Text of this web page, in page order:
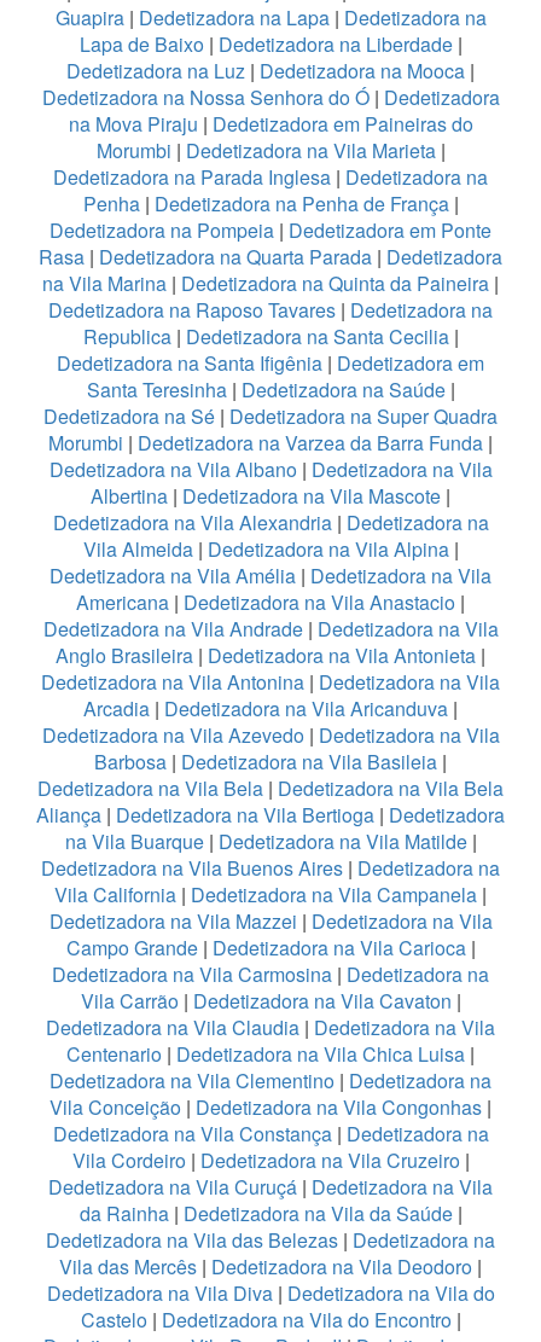
Guapira| Dedetizadora na Lapa| Dedetizadora na
Lapa de Baixo | Dedetizadora na Liberdade |
Dedetizadora na Luz | Dedetizadora na Mooca |
Dedetizadora na Nossa Senhora do Ó| Dedetizadora
na Mova Piraju | Dedetizadora em Paineiras do
Morumbi | Dedetizadora na Vila Marieta|
Dedetizadora na Parada Inglesa | Dedetizadora na
Penha| Dedetizadora na Penha de França |
Dedetizadora na Pompeia | Dedetizadora em Ponte
Rasa | Dedetizadora na Quarta Parada | Dedetizadora
na Vila Marina | Dedetizadora na Quinta da Paineira |
Dedetizadora na Raposo Tavares | Dedetizadora na
Republica| Dedetizadora na Santa Cecilia|
Dedetizadora na Santa Ifigênia | Dedetizadora em
Santa Teresinha| Dedetizadora na Saúde|
Dedetizadora na Sé | Dedetizadora na Super Quadra
Morumbi | Dedetizadora na Varzea da Barra Funda |
Dedetizadora na Vila Albano| Dedetizadora na Vila
Albertina | Dedetizadora na Vila Mascote |
Dedetizadora na Vila Alexandria| Dedetizadora na
Vila Almeida | Dedetizadora na Vila Alpina |
Dedetizadora na Vila Amélia | Dedetizadora na Vila
Americana | Dedetizadora na Vila Anastacio |
Dedetizadora na Vila Andrade| Dedetizadora na Vila
Anglo Brasileira | Dedetizadora na Vila Antonieta |
Dedetizadora na Vila Antonina | Dedetizadora na Vila
Arcadia | Dedetizadora na Vila Aricanduva |
Dedetizadora na Vila Azevedo| Dedetizadora na Vila
Barbosa | Dedetizadora na Vila Basileia |
Dedetizadora na Vila Bela | Dedetizadora na Vila Bela
Aliança | Dedetizadora na Vila Bertioga | Dedetizadora
na Vila Buarque| Dedetizadora na Vila Matilde|
Dedetizadora na Vila Buenos Aires | Dedetizadora na
Vila California | Dedetizadora na Vila Campanela |
Dedetizadora na Vila Mazzei | Dedetizadora na Vila
Campo Grande| Dedetizadora na Vila Carioca|
Dedetizadora na Vila Carmosina | Dedetizadora na
Vila Carrão| Dedetizadora na Vila Cavaton |
Dedetizadora na Vila Claudia | Dedetizadora na Vila
Centenario | Dedetizadora na Vila Chica Luisa |
Dedetizadora na Vila Clementino | Dedetizadora na
Vila Conceição | Dedetizadora na Vila Congonhas |
Dedetizadora na Vila Constança| Dedetizadora na
Vila Cordeiro| Dedetizadora na Vila Cruzeiro |
Dedetizadora na Vila Curuçá | Dedetizadora na Vila
da Rainha | Dedetizadora na Vila da Saúde|
Dedetizadora na Vila das Belezas | Dedetizadora na
Vila das Mercês | Dedetizadora na Vila Deodoro |
Dedetizadora na Vila Diva| Dedetizadora na Vila do
Castelo| Dedetizadora na Vila do Encontro|